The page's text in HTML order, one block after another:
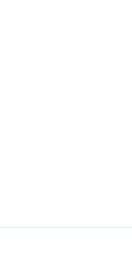
데 어떻게 해야
데 치과에서도
아 교정, 아름
떤 효과가 있나
장 역임
원장 역임
역임